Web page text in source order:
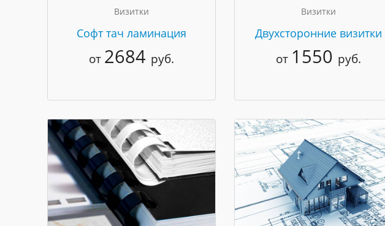
Визитки
Cофт тач ламинация
от 2684 руб.
Визитки
Двухсторонние визитки
от 1550 руб.